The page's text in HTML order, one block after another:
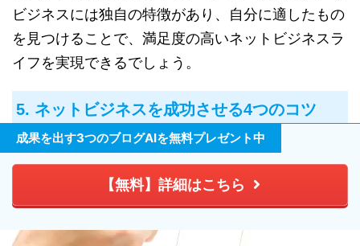
ビジネスには独自の特徴があり、自分に適したもの
を見つけることで、満足度の高いネットビジネスラ
イフを実現できるでしょう。
5. ネットビジネスを成功させる4つのコツ
成果を出す3つのブログAIを無料プレゼント中
【無料】詳細はこちら